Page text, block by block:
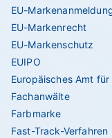
EU-
EU-Markenrecht
EU-Markenschutz
EUIPO
Europäisches Amt
Fachanwälte
Farbmarke
Fast-Track-Verfahren